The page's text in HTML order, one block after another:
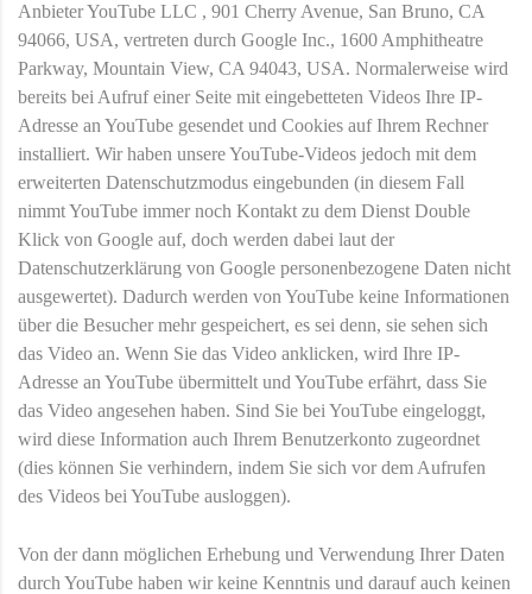
Anbieter YouTube LLC , 901 Cherry Avenue, San Bruno, CA
94066, USA, vertreten durch Google Inc., 1600 Amphitheatre
Parkway, Mountain View, CA 94043, USA. Normalerweise wird
bereits bei Aufruf einer Seite mit eingebetteten Videos Ihre IP-
Adresse an YouTube gesendet und Cookies auf Ihrem Rechner
installiert. Wir haben unsere YouTube-Videos jedoch mit dem
erweiterten Datenschutzmodus eingebunden (in diesem Fall
nimmt YouTube immer noch Kontakt zu dem Dienst Double
Klick von Google auf, doch werden dabei laut der
Datenschutzerklärung von Google personenbezogene Daten nicht
ausgewertet). Dadurch werden von YouTube keine Informationen
über die Besucher mehr gespeichert, es sei denn, sie sehen sich
das Video an. Wenn Sie das Video anklicken, wird Ihre IP-
Adresse an YouTube übermittelt und YouTube erfährt, dass Sie
das Video angesehen haben. Sind Sie bei YouTube eingeloggt,
wird diese Information auch Ihrem Benutzerkonto zugeordnet
(dies können Sie verhindern, indem Sie sich vor dem Aufrufen
des Videos bei YouTube ausloggen).
Von der dann möglichen Erhebung und Verwendung Ihrer Daten
durch YouTube haben wir keine Kenntnis und darauf auch keinen